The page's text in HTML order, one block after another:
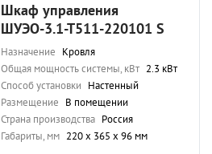
Шкаф управления
ШУЭО-3.1-Т511-220101 S
Назначение Кровля
Общая мощность системы, кВт 2.3 кВт
Способ установки Настенный
Размещение В помещении
Страна производства Россия
Габариты, мм 220 х 365 х 96 мм